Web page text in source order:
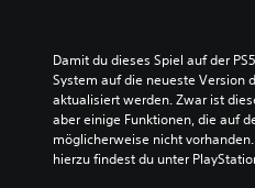
Damit du dieses Spiel auf der
System auf die neueste Version
aktualisiert werden. Zwar ist
aber einige Funktionen, die auf
möglicherweise nicht
hierzu findest du unter